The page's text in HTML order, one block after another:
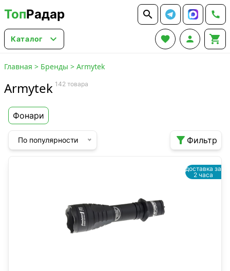
ТопРадар  
Каталог    
Главная > Бренды > Armytek
Armytek 142 товара
Фонари
По популярности  Фильтр
доставка за
2 часа